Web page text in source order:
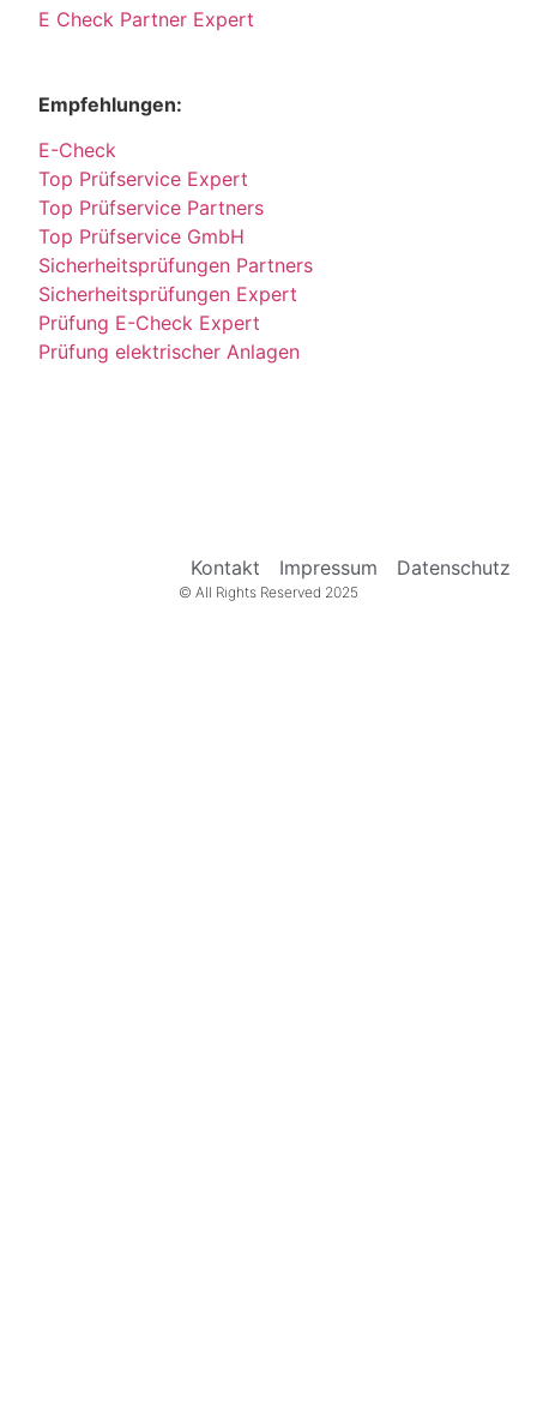
E Check Partner Expert
Empfehlungen:
E-Check
Top Prüfservice Expert
Top Prüfservice Partners
Top Prüfservice GmbH
Sicherheitsprüfungen Partners
Sicherheitsprüfungen Expert
Prüfung E-Check Expert
Prüfung elektrischer Anlagen
Kontakt Impressum Datenschutz
© All Rights Reserved 2025